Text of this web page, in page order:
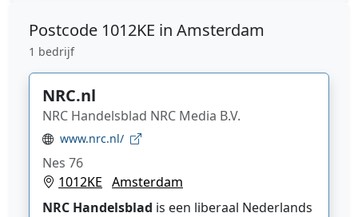
Postcode 1012KE in Amsterdam
1 bedrijf
NRC.nl
NRC Handelsblad NRC Media B.V.
www.nrc.nl/
Nes 76
1012KE Amsterdam
NRC Handelsblad is een liberaal Nederlands